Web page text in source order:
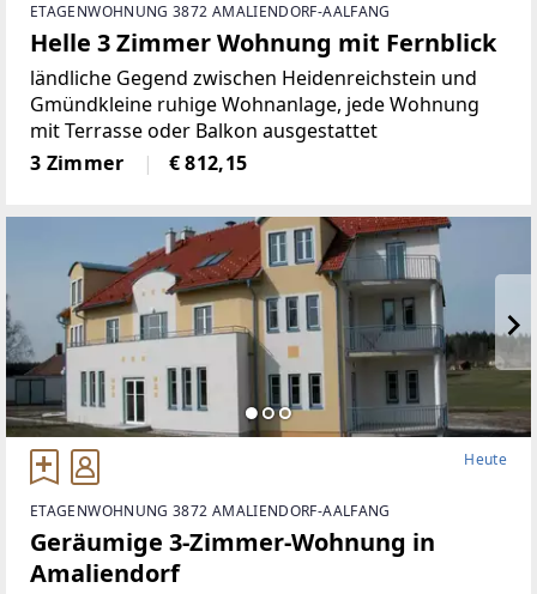
ETAGENWOHNUNG 3872 AMALIENDORF-AALFANG
Helle 3 Zimmer Wohnung mit Fernblick
ländliche Gegend zwischen Heidenreichstein und
Gmündkleine ruhige Wohnanlage, jede Wohnung
mit Terrasse oder Balkon ausgestattet
3 Zimmer
€ 812,15
Heute
ETAGENWOHNUNG 3872 AMALIENDORF-AALFANG
Geräumige 3-Zimmer-Wohnung in
Amaliendorf